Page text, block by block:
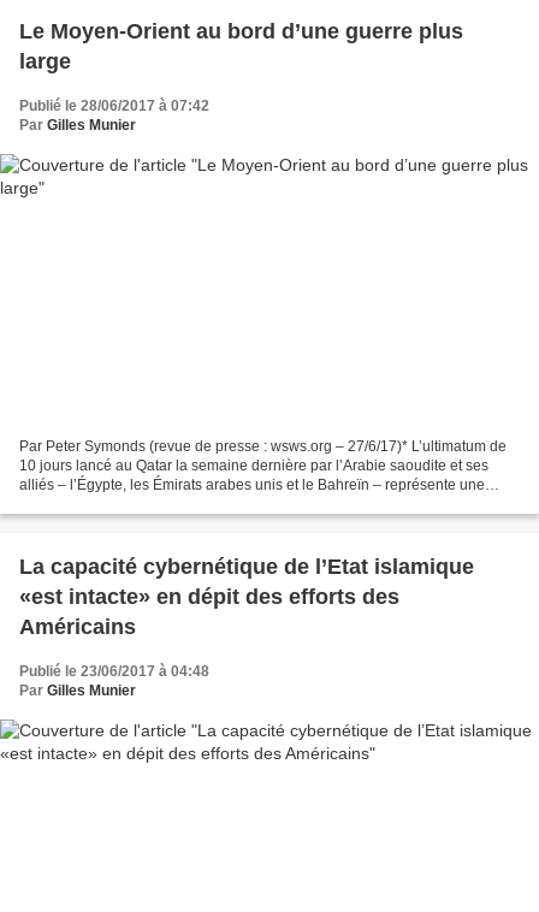
Le Moyen-Orient au bord d’une guerre plus
large
Publié le 28/06/2017 à 07:42
Par Gilles Munier
Par Peter Symonds (revue de presse : wsws.org – 27/6/17)* L’ultimatum de
10 jours lancé au Qatar la semaine dernière par l’Arabie saoudite et ses
alliés – l’Égypte, les Émirats arabes unis et le Bahreïn – représente une
La capacité cybernétique de l’Etat islamique
«est intacte» en dépit des efforts des
Américains
Publié le 23/06/2017 à 04:48
Par Gilles Munier